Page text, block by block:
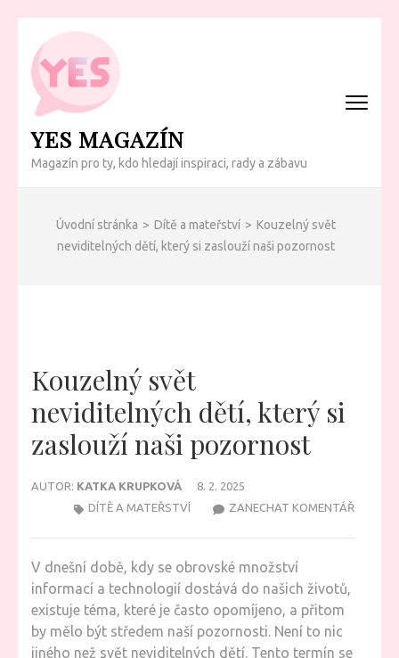
Přeskočit
obsah
(Enter)
YES MAGAZÍN
Magazín pro ty, kdo hledají inspiraci, rady a zábavu
Úvodní stránka > Dítě a mateřství > Kouzelný svět
neviditelných dětí, který si zaslouží naši pozornost
Kouzelný svět
neviditelných dětí, který si
zaslouží naši pozornost
AUTOR: KATKA KRUPKOVÁ
8. 2. 2025
ZANECHAT KOMENTÁŘNA
DÍTĚ A MATEŘSTVÍ
V dnešní době, kdy se obrovské množství
informací a technologií dostává do našich životů,
existuje téma, které je často opomíjeno, a přitom
by mělo být středem naší pozornosti. Není to nic
jiného než svět neviditelných dětí. Tento termín se